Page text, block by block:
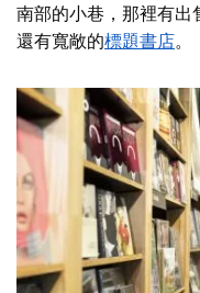
南部的小巷，那裡有出
還有寬敞的標題書店。